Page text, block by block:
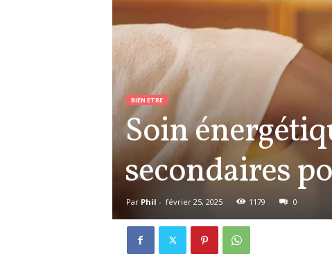
BIEN ETRE
Soin
secondaires
Par Phil - février 25, 2025 1179 0